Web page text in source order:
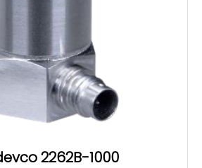
2262B-1000